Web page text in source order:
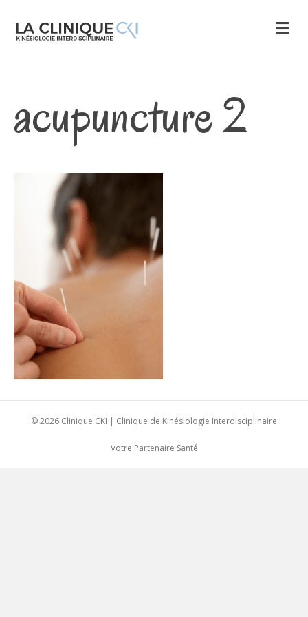
M
E
acupuncture 2
© 2026 Clinique CKI | Clinique de Kinésiologie Interdisciplinaire
Votre Partenaire Santé